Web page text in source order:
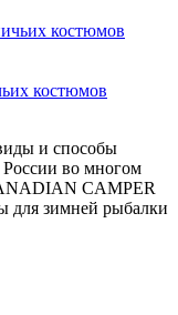
костюмов
и способы
во многом
CAMPER
для зимней рыбалки